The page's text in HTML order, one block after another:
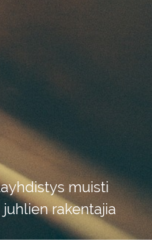
muisti
rakentajia